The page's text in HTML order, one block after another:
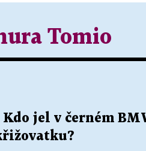
Tomio
jel v černém